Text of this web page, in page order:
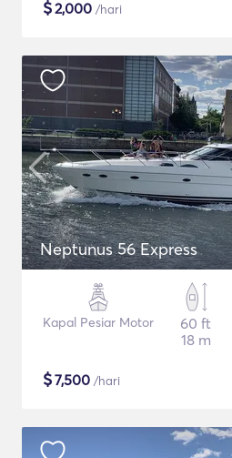
$2,000 /hari
Neptunus 56 Express
Kapal Pesiar Motor
60 ft
18 m
$7,500 /hari